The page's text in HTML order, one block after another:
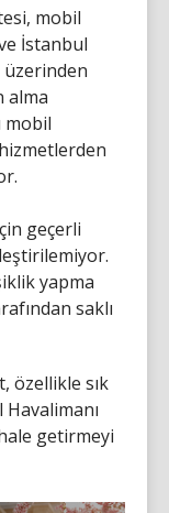
mobil
İstanbul
üzerinden
alma
mobil
geçerli
yapma
saklı
özellikle sık
getirmeyi